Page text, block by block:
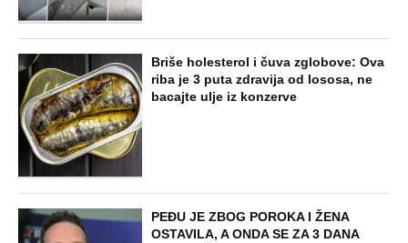
Briše holesterol i čuva zglobove: Ova
riba je 3 puta zdravija od lososa, ne
bacajte ulje iz konzerve
PEĐU JE ZBOG POROKA I ŽENA
OSTAVILA, A ONDA SE ZA 3 DANA